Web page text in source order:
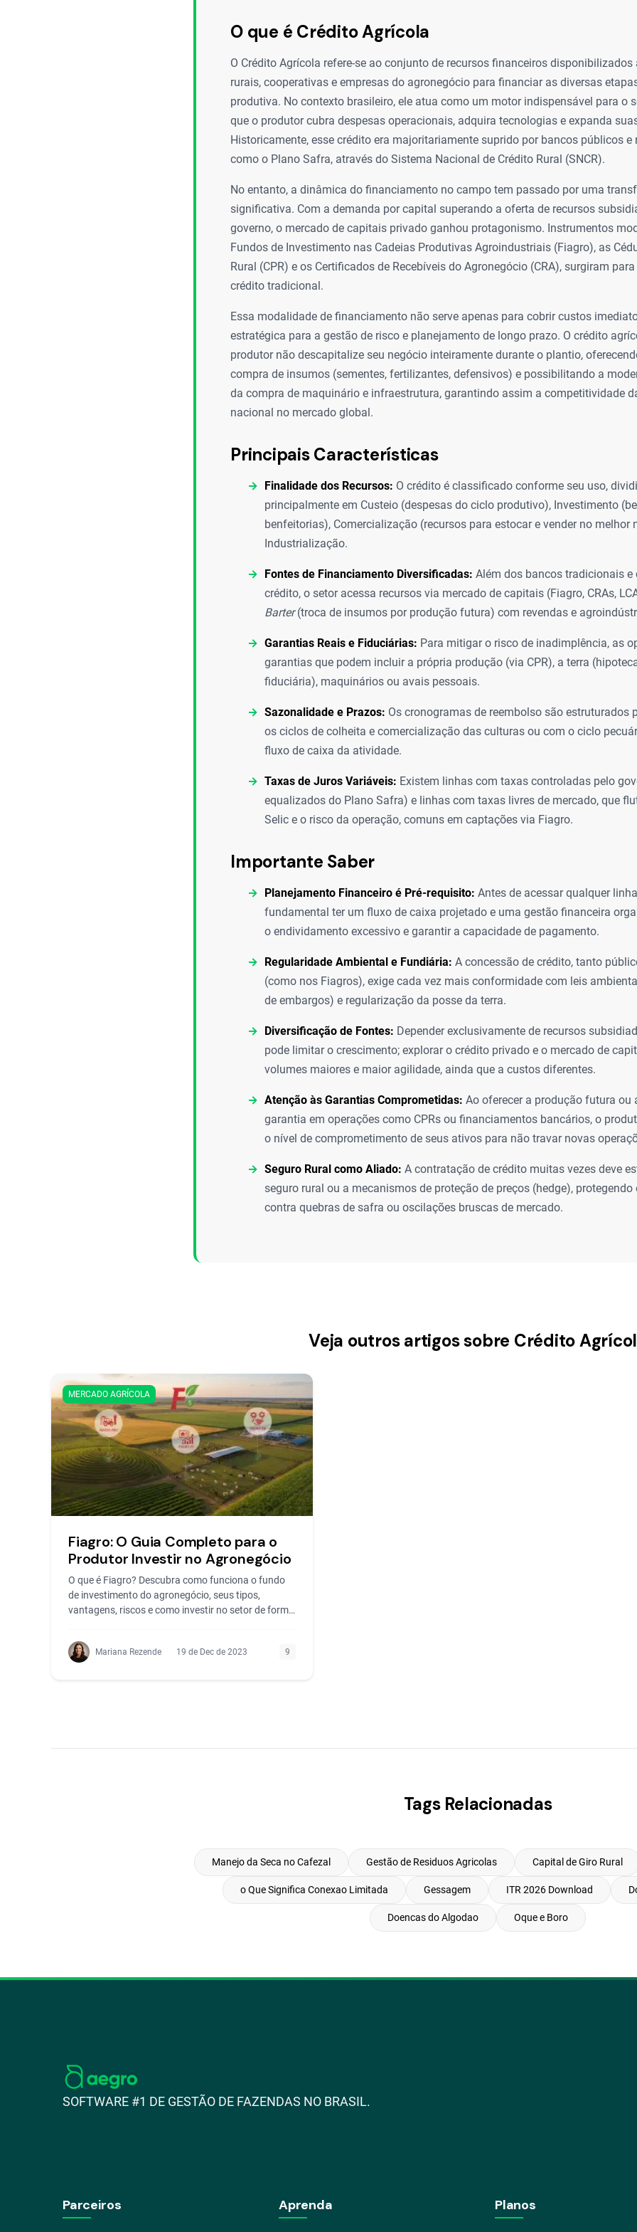
O que é Crédito Agrícola
O Crédito Agrícola refere-se ao conjunto de recursos financeiros disponibilizados
rurais, cooperativas e empresas do agronegócio para financiar as diversas
produtiva. No contexto brasileiro, ele atua como um motor indispensável para o
que o produtor cubra despesas operacionais, adquira tecnologias e expanda
Historicamente, esse crédito era majoritariamente suprido por bancos públicos e
como o Plano Safra, através do Sistema Nacional de Crédito Rural (SNCR).
No entanto, a dinâmica do financiamento no campo tem passado por uma
significativa. Com a demanda por capital superando a oferta de recursos
governo, o mercado de capitais privado ganhou protagonismo. Instrumentos
Fundos de Investimento nas Cadeias Produtivas Agroindustriais (Fiagro), as
Rural (CPR) e os Certificados de Recebíveis do Agronegócio (CRA), surgiram
crédito tradicional.
Essa modalidade de financiamento não serve apenas para cobrir custos
estratégica para a gestão de risco e planejamento de longo prazo. O crédito
produtor não descapitalize seu negócio inteiramente durante o plantio,
compra de insumos (sementes, fertilizantes, defensivos) e possibilitando a
da compra de maquinário e infraestrutura, garantindo assim a competitividade
nacional no mercado global.
Principais Características
Finalidade dos Recursos: O crédito é classificado conforme seu uso,
principalmente em Custeio (despesas do ciclo produtivo), Investimento
benfeitorias), Comercialização (recursos para estocar e vender no melhor
Industrialização.
Fontes de Financiamento Diversificadas: Além dos bancos tradicionais e
crédito, o setor acessa recursos via mercado de capitais (Fiagro, CRAs,
Barter(troca de insumos por produção futura) com revendas e
Garantias Reais e Fiduciárias: Para mitigar o risco de inadimplência, as
garantias que podem incluir a própria produção (via CPR), a terra
fiduciária), maquinários ou avais pessoais.
Sazonalidade e Prazos: Os cronogramas de reembolso são estruturados
os ciclos de colheita e comercialização das culturas ou com o ciclo
fluxo de caixa da atividade.
Taxas de Juros Variáveis: Existem linhas com taxas controladas pelo
equalizados do Plano Safra) e linhas com taxas livres de mercado, que
Selic e o risco da operação, comuns em captações via Fiagro.
Importante Saber
Planejamento Financeiro é Pré-requisito: Antes de acessar qualquer
fundamental ter um fluxo de caixa projetado e uma gestão financeira
o endividamento excessivo e garantir a capacidade de pagamento.
Regularidade Ambiental e Fundiária: A concessão de crédito, tanto
(como nos Fiagros), exige cada vez mais conformidade com leis
de embargos) e regularização da posse da terra.
Diversificação de Fontes: Depender exclusivamente de recursos
pode limitar o crescimento; explorar o crédito privado e o mercado de
volumes maiores e maior agilidade, ainda que a custos diferentes.
Atenção às Garantias Comprometidas: Ao oferecer a produção futura ou
garantia em operações como CPRs ou financiamentos bancários, o
o nível de comprometimento de seus ativos para não travar novas
Seguro Rural como Aliado: A contratação de crédito muitas vezes deve
seguro rural ou a mecanismos de proteção de preços (hedge),
contra quebras de safra ou oscilações bruscas de mercado.
Veja outros artigos sobre Crédito
MERCADO AGRÍCOLA
Fiagro: O Guia Completo para o
Produtor Investir no Agronegócio
O que é Fiagro? Descubra como funciona o fundo
de investimento do agronegócio, seus tipos,
vantagens, riscos e como investir no setor de forma
Mariana Rezende 19 de Dec de 2023 9
Tags Relacionadas
Manejo da Seca no Cafezal Gestão de Residuos Agricolas Capital de Giro Rural
o Que Significa Conexao Limitada Gessagem ITR 2026 Download
Doencas do Algodao Oque e Boro
SOFTWARE #1 DE GESTÃO DE FAZENDAS NO BRASIL.
Parceiros Aprenda Planos